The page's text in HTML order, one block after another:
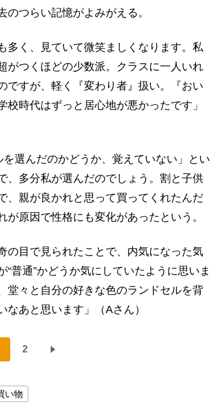
つらい記憶がよみがえる。
多く、見ていて微笑ましくなります。私
がつくほどの少数派。クラスに一人いれ
ですが、軽く『変わり者』扱い。『おい
時代はずっと居心地が悪かったです」
選んだのかどうか、覚えていない」とい
、多分私が選んだのでしょう。割と子供
、親が良かれと思って買ってくれたんだ
原因で性格にも変化があったという。
の目で見られたことで、内気になった気
普通”かどうか気にしていたように思いま
堂々と自分の好きな色のランドセルを背
あと思います」（Aさん）
2
い物